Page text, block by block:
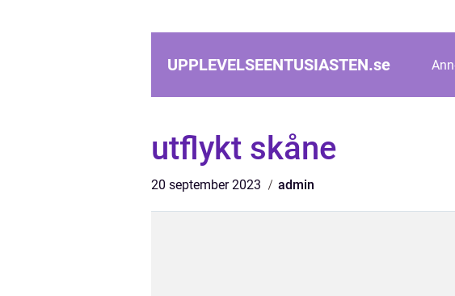
UPPLEVELSEENTUSIASTEN.se
utflykt skåne
20 september 2023 admin